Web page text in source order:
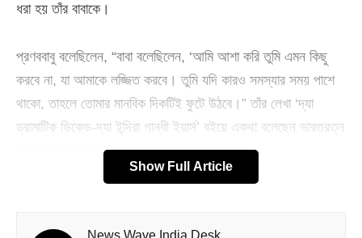
ধরা হয় তাঁর বাবাকে।
প্রণববাবু বলেছিলেন, “বাবা বলেছিলেন, ‘আমি আশা করি তুমি এমন কিছু
করবে না, যা আমাকে লজ্জিত করবে। তুমি যদি কারও সমস্যার সময় পাশে
থাকো, তাহলে তোমার মানবিক দিকটিই ফুটে উঠবে।” তাঁর লেখা ‘দ্যা
ড্রামাটিক ডিকেড-দ্যা ইন্দিরা গান্ধী ইয়ার্স’ বইয়ে একথা বলেছেন ভারতরত্ন
প্রণব মুখোপাধ্যায়।
Show Full Article